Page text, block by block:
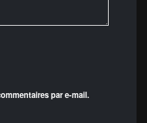
par e-mail.